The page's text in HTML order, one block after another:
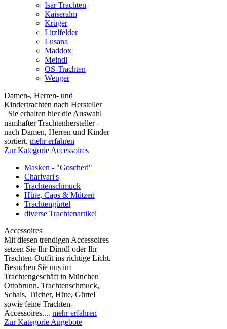
Isar Trachten
Kaiseralm
Krüger
Litzlfelder
Lusana
Maddox
Meindl
OS-Trachten
Wenger
Damen-, Herren- und
Kindertrachten nach Hersteller
Sie erhalten hier die Auswahl
namhafter Trachtenhersteller -
nach Damen, Herren und Kinder
sortiert. mehr erfahren
Zur Kategorie Accessoires
Masken - "Goscherl"
Charivari's
Trachtenschmuck
Hüte, Caps & Mützen
Trachtengürtel
diverse Trachtenartikel
Accessoires
Mit diesen trendigen Accessoires
setzen Sie Ihr Dirndl oder Ihr
Trachten-Outfit ins richtige Licht.
Besuchen Sie uns im
Trachtengeschäft in München
Ottobrunn. Trachtenschmuck,
Schals, Tücher, Hüte, Gürtel
sowie feine Trachten-
Accessoires.... mehr erfahren
Zur Kategorie Angebote